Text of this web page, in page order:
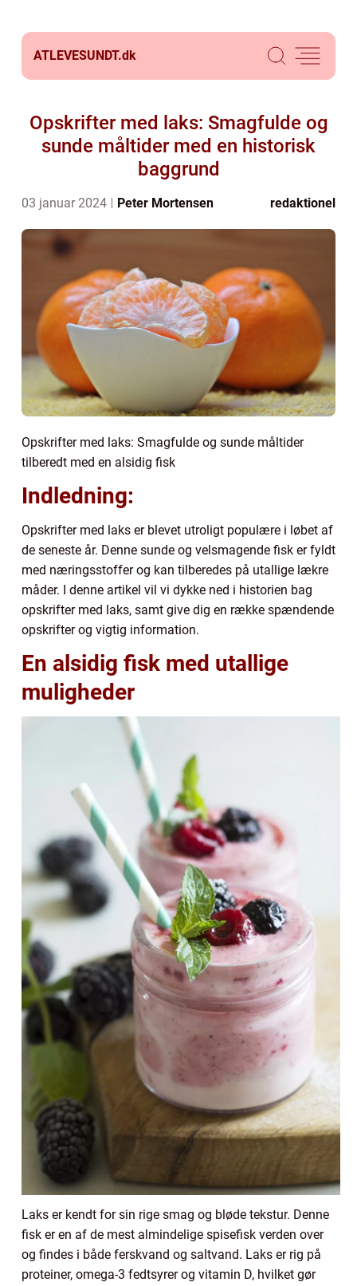
ATLEVESUNDT.dk
Opskrifter med laks: Smagfulde og
sunde måltider med en historisk
baggrund
03 januar 2024 Peter Mortensen redaktionel
Opskrifter med laks: Smagfulde og sunde måltider
tilberedt med en alsidig fisk
Indledning:
Opskrifter med laks er blevet utroligt populære i løbet af
de seneste år. Denne sunde og velsmagende fisk er fyldt
med næringsstoffer og kan tilberedes på utallige lækre
måder. I denne artikel vil vi dykke ned i historien bag
opskrifter med laks, samt give dig en række spændende
opskrifter og vigtig information.
En alsidig fisk med utallige
muligheder
Laks er kendt for sin rige smag og bløde tekstur. Denne
fisk er en af de mest almindelige spisefisk verden over
og findes i både ferskvand og saltvand. Laks er rig på
proteiner, omega-3 fedtsyrer og vitamin D, hvilket gør